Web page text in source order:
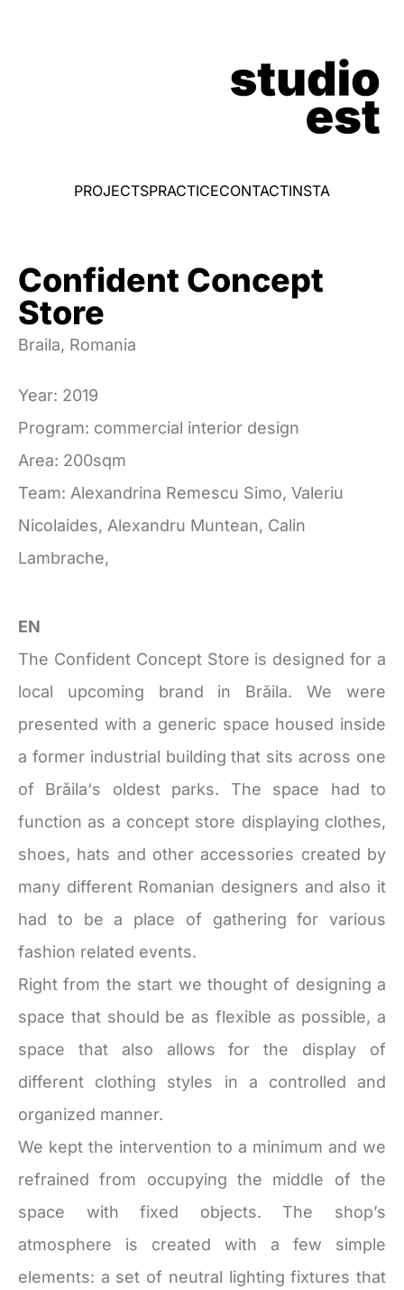
PROJECTSPRACTICECONTACTINSTA
Confident Concept
Store
Braila, Romania
Year: 2019
Program: commercial interior design
Area: 200sqm
Team: Alexandrina Remescu Simo, Valeriu
Nicolaides, Alexandru Muntean, Calin
Lambrache,
EN
The Confident Concept Store is designed for a
local upcoming brand in Brăila. We were
presented with a generic space housed inside
a former industrial building that sits across one
of Brăila‘s oldest parks. The space had to
function as a concept store displaying clothes,
shoes, hats and other accessories created by
many different Romanian designers and also it
had to be a place of gathering for various
fashion related events.
Right from the start we thought of designing a
space that should be as flexible as possible, a
space that also allows for the display of
different clothing styles in a controlled and
organized manner.
We kept the intervention to a minimum and we
refrained from occupying the middle of the
space with fixed objects. The shop’s
atmosphere is created with a few simple
elements: a set of neutral lighting fixtures that